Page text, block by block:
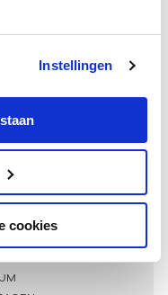
Instellingen
cookies